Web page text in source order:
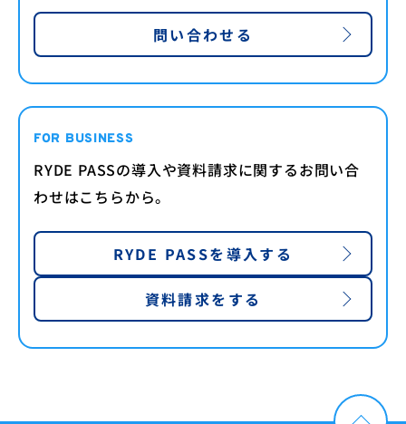
問い合わせる
FOR BUSINESS
RYDE PASSの導入や資料請求に関するお問い合
わせはこちらから。
RYDE PASSを導入する
資料請求をする